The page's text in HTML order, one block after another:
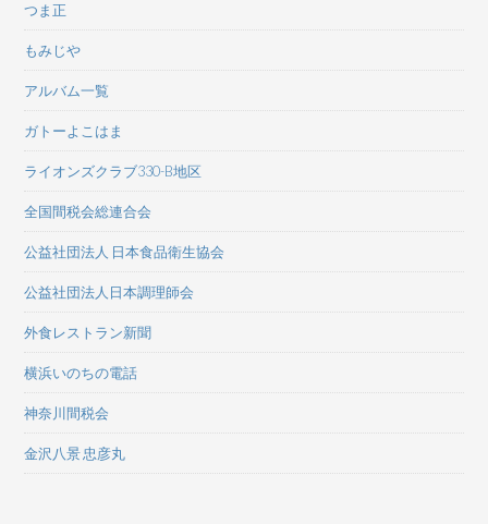
つま正
もみじや
アルバム一覧
ガトーよこはま
ライオンズクラブ330-B地区
全国間税会総連合会
公益社団法人 日本食品衛生協会
公益社団法人日本調理師会
外食レストラン新聞
横浜いのちの電話
神奈川間税会
金沢八景 忠彦丸